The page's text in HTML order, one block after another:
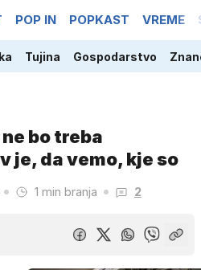
POP IN POPKAST VREME
Tujina Gospodarstvo
bo treba
je, da vemo, kje so
1 min branja 2